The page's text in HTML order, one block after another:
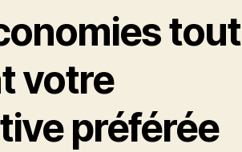
tout
votre
préférée